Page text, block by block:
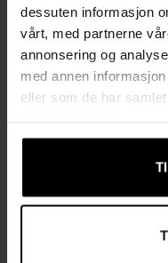
dessuten informasjon
vårt, med partnerne
annonsering og
med annen
eller som de har
Toalettbørste med
Kan stå fritt eller
Antibakteriell og
Elegant og moderne
Materiale: PP, TPR,
Farge: Svart
Størrelse: 43 x 10 x